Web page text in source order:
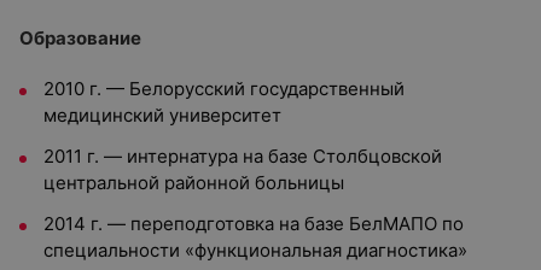
Образование
2010 г. — Белорусский государственный
медицинский университет
2011 г. — интернатура на базе Столбцовской
центральной районной больницы
2014 г. — переподготовка на базе БелМАПО по
специальности «функциональная диагностика»